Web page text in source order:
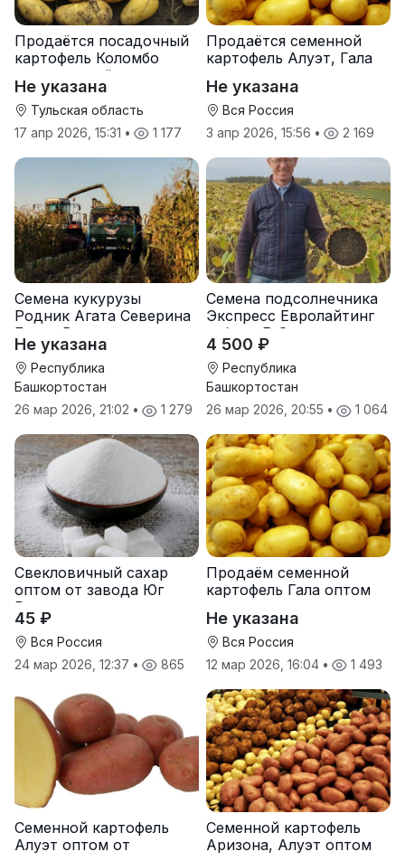
Продаётся посадочный
картофель Коломбо
оптом от трёх тонн
Не указана
Тульская область
17 апр 2026, 15:31 • 1 177
Продаётся семенной
картофель Алуэт, Гала
Не указана
Вся Россия
3 апр 2026, 15:56 • 2 169
Семена кукурузы
Родник Агата Северина
Берта Вилора
Прохладненский Дарина
Росс Машук Катерина
Не указана
Республика
Башкортостан
26 мар 2026, 21:02 • 1 279
Семена подсолнечника
Экспресс Евролайтинг
гибрид F-G+
4 500 ₽
Республика
Башкортостан
26 мар 2026, 20:55 • 1 064
Свекловичный сахар
оптом от завода Юг
Руси
45 ₽
Вся Россия
24 мар 2026, 12:37 • 865
Продаём семенной
картофель Гала оптом
Не указана
Вся Россия
12 мар 2026, 16:04 • 1 493
Семенной картофель
Алуэт оптом от
Семенной картофель
Аризона, Алуэт оптом